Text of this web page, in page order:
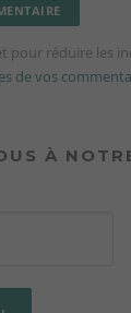
pour réduire les
de vos
À